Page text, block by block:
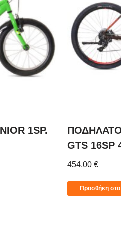
1SP.
ΠΟΔΗΛΑΤΟ
GTS 16SP
454,00 €
Προσθήκη στο